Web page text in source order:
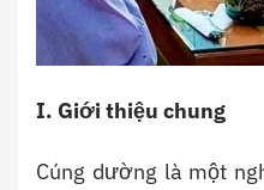
I. Giới thiệu chung
Cúng dường là một